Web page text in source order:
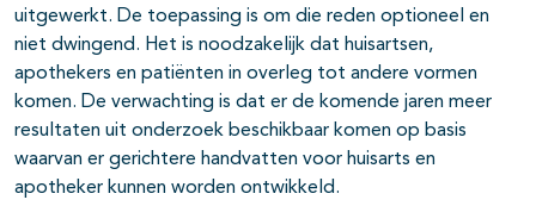
uitgewerkt. De toepassing is om die reden optioneel en
niet dwingend. Het is noodzakelijk dat huisartsen,
apothekers en patiënten in overleg tot andere vormen
komen. De verwachting is dat er de komende jaren meer
resultaten uit onderzoek beschikbaar komen op basis
waarvan er gerichtere handvatten voor huisarts en
apotheker kunnen worden ontwikkeld.